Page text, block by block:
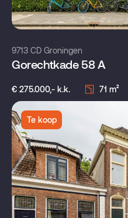
9713 CD Groningen
Gorechtkade 58 A
€ 275.000,- k.k. 71 m²
Te koop